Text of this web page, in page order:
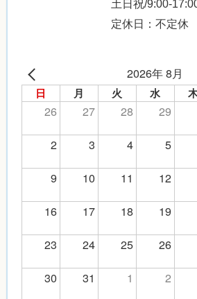
土日祝/9:00-
定休日：不定休
2026年 8月
日 月 火 水
26 27 28 29
2
3 4 5
9
10 11 12
16
17 18 19
23
24 25 26
30
31 1 2